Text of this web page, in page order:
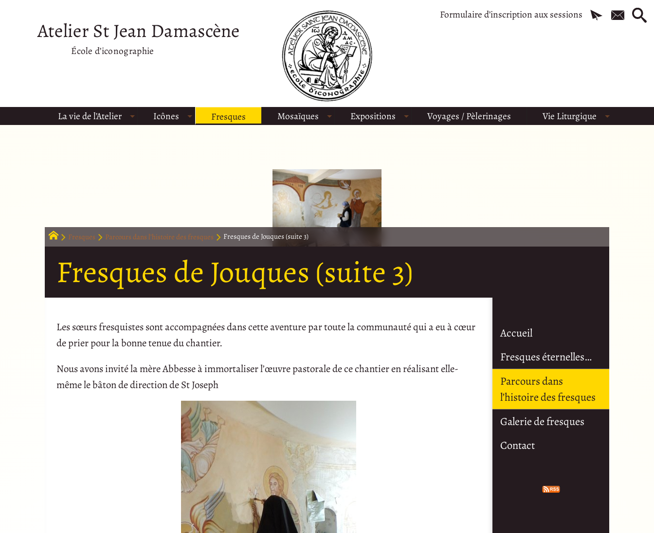
Formulaire d’inscription aux sessions
Atelier St Jean Damascène
École d’iconographie
La vie de l’Atelier Icônes Fresques Mosaïques Expositions Voyages / Pèlerinages Vie Liturgique
Fresques Parcours dans l’histoire des fresques Fresques de Jouques (suite 3)
Fresques de Jouques (suite 3)
Les sœurs fresquistes sont accompagnées dans cette aventure par toute la communauté qui a eu à cœur
de prier pour la bonne tenue du chantier.
Nous avons invité la mère Abbesse à immortaliser l’œuvre pastorale de ce chantier en réalisant elle-
même le bâton de direction de St Joseph
Accueil
Fresques éternelles…
Parcours dans
l’histoire des fresques
Galerie de fresques
Contact